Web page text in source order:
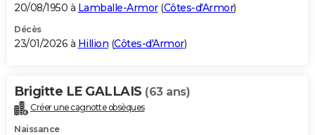
20/08/1950 à Lamballe-Armor(Côtes-d'Armor)
Décès
23/01/2026 à Hillion (Côtes-d'Armor)
Brigitte LE GALLAIS (63 ans)
Créer une cagnotte obsèques
Naissance